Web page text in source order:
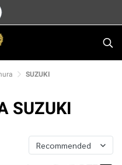
SUZUKI
SUZUKI
Recommended